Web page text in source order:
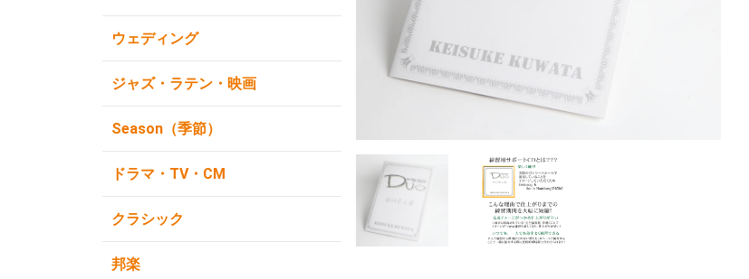
ウェディング
ジャズ・ラテン・映画
Season（季節）
ドラマ・TV・CM
クラシック
邦楽